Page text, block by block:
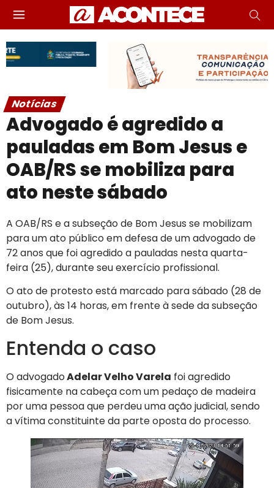
Notícias
Advogado é agredido a
pauladas em Bom Jesus e
OAB/RS se mobiliza para
ato neste sábado
A OAB/RS e a subseção de Bom Jesus se mobilizam
para um ato público em defesa de um advogado de
72 anos que foi agredido a pauladas nesta quarta-
feira (25), durante seu exercício profissional.
O ato de protesto está marcado para sábado (28 de
outubro), às 14 horas, em frente à sede da subseção
de Bom Jesus.
Entenda o caso
O advogadoAdelar Velho Varela foi agredido
fisicamente na cabeça com um pedaço de madeira
por uma pessoa que perdeu uma ação judicial, sendo
a vítima constituinte da parte oposta do processo.